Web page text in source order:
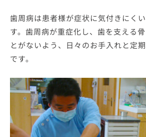
歯周病は患者様が症状に気付きにく
す。歯周病が重症化し、歯を支える
とがないよう、日々のお手入れと定
です。